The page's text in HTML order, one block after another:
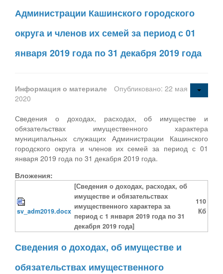
Администрации Кашинского городского
округа и членов их семей за период с 01
января 2019 года по 31 декабря 2019 года
Информация о материале
Опубликовано: 22 мая
2020
Сведения о доходах, расходах, об имуществе и
обязательствах имущественного характера
муниципальных служащих Администрации Кашинского
городского округа и членов их семей за период с 01
января 2019 года по 31 декабря 2019 года.
Вложения:
sv_adm2019.docx
[Сведения о доходах, расходах, об
имуществе и обязательствах
имущественного характера за
период с 1 января 2019 года по 31
декабря 2019 года]
110
Кб
Сведения о доходах, об имуществе и
обязательствах имущественного